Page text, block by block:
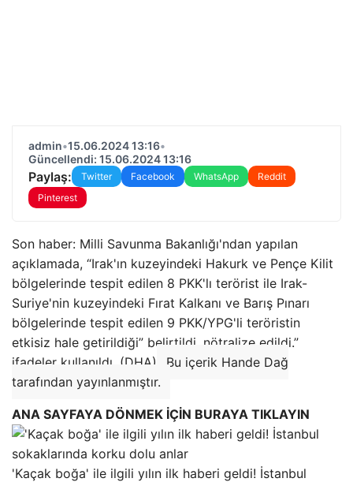
admin•15.06.2024 13:16•
Güncellendi: 15.06.2024 13:16
Paylaş: Twitter Facebook WhatsApp
Reddit
Pinterest
Son haber: Milli Savunma Bakanlığı'ndan yapılan
açıklamada, “Irak'ın kuzeyindeki Hakurk ve Pençe Kilit
bölgelerinde tespit edilen 8 PKK'lı terörist ile Irak-
Suriye'nin kuzeyindeki Fırat Kalkanı ve Barış Pınarı
bölgelerinde tespit edilen 9 PKK/YPG'li teröristin
etkisiz hale getirildiği” belirtildi. nötralize edildi.”
ifadeler kullanıldı. (DHA)
Bu içerik Hande Dağ
tarafından yayınlanmıştır.
ANA SAYFAYA DÖNMEK İÇİN BURAYA TIKLAYIN
'Kaçak boğa' ile ilgili yılın ilk haberi geldi! İstanbul